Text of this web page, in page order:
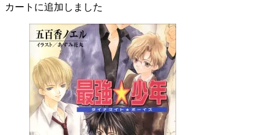
カートに追加しました